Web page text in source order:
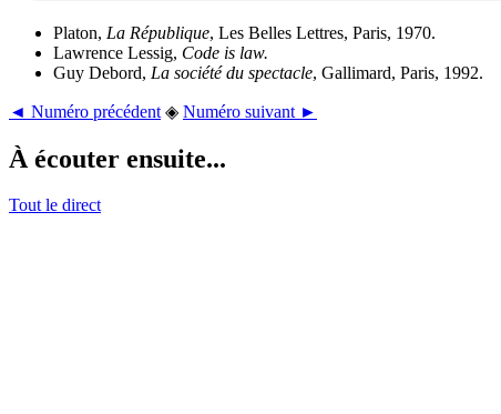
Platon, La République, Les Belles Lettres, Paris, 1970.
Lawrence Lessig, Code is law.
Guy Debord, La société du spectacle, Gallimard, Paris, 1992.
◄ Numéro précédent ◈ Numéro suivant ►
À écouter ensuite...
Tout le direct